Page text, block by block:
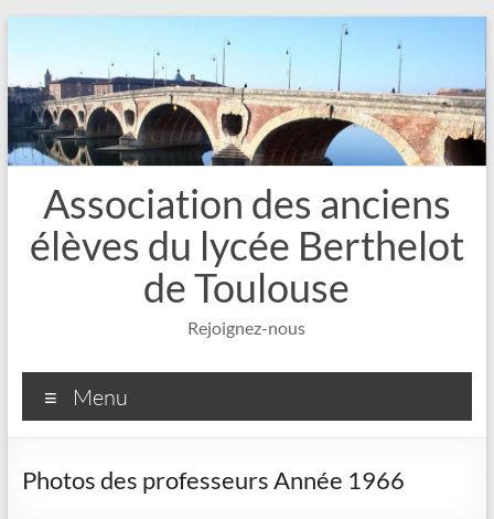
contenu
Association des anciens
élèves du lycée Berthelot
de Toulouse
Rejoignez-nous
Menu
Photos des professeurs Année 1966